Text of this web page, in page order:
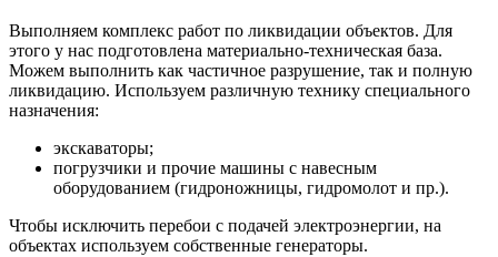
Выполняем комплекс работ по ликвидации объектов. Для
этого у нас подготовлена материально-техническая база.
Можем выполнить как частичное разрушение, так и полную
ликвидацию. Используем различную технику специального
назначения:
экскаваторы;
погрузчики и прочие машины с навесным
оборудованием (гидроножницы, гидромолот и пр.).
Чтобы исключить перебои с подачей электроэнергии, на
объектах используем собственные генераторы.